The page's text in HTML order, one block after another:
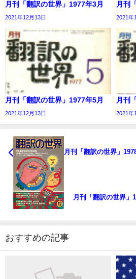
月刊「翻訳の世界」1977年3月
2021年12月13日
月刊
2021年
月刊「翻訳の世界」1977年5月
2021年12月13日
月刊
2021年
月刊「翻訳の世界」
月刊「翻訳の世界」
おすすめの記事